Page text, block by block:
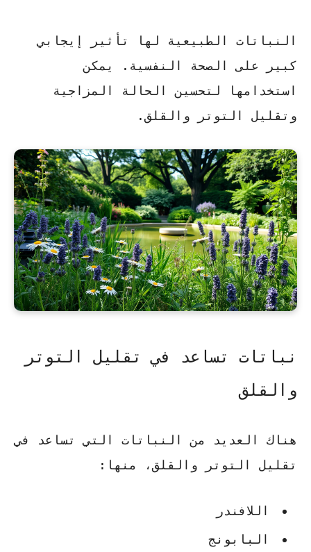
النباتات الطبيعية لها تأثير إيجابي
كبير على الصحة النفسية. يمكن
استخدامها لتحسين الحالة المزاجية
وتقليل التوتر والقلق.
نباتات تساعد في تقليل التوتر
والقلق
هناك العديد من النباتات التي تساعد في
تقليل التوتر والقلق، منها:
اللافندر
البابونج